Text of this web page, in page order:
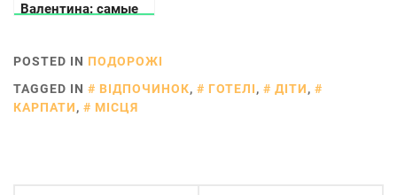
Валентина: самые
POSTED IN ПОДОРОЖІ
TAGGED IN
ВІДПОЧИНОК, ГОТЕЛІ, ДІТИ,
КАРПАТИ, МІСЦЯ